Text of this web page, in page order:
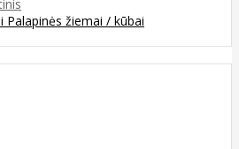
Palapinės žiemai / kūbai